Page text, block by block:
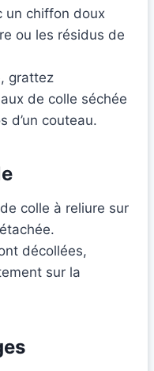
un chiffon doux
ou les résidus de
grattez
de colle séchée
d’un couteau.
colle à reliure sur
décollées,
sur la